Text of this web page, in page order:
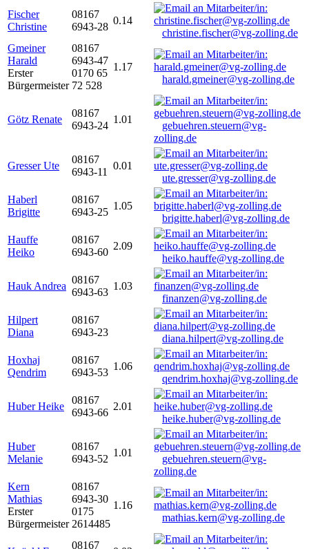
Fischer
Christine
08167
6943-28
0.14
christine.fischer@vg-zolling.de
Gmeiner
Harald
Erster
Bürgermeister
08167
6943-47
0170 65
72 528
1.17
harald.gmeiner@vg-zolling.de
Götz Renate
08167
6943-24
1.01
gebuehren.steuern@vg-
zolling.de
Gresser Ute
08167
6943-11
0.01
ute.gresser@vg-zolling.de
Haberl
Brigitte
08167
6943-25
1.05
brigitte.haberl@vg-zolling.de
Hauffe
Heiko
08167
6943-60
2.09
heiko.hauffe@vg-zolling.de
Hauk Andrea
08167
6943-63
1.03
finanzen@vg-zolling.de
Hilpert
Diana
08167
6943-23
diana.hilpert@vg-zolling.de
Hoxhaj
Qendrim
08167
6943-53
1.06
qendrim.hoxhaj@vg-zolling.de
Huber Heike
08167
6943-66
2.01
heike.huber@vg-zolling.de
Huber
Melanie
08167
6943-52
1.01
gebuehren.steuern@vg-
zolling.de
Kern
Mathias
Erster
Bürgermeister
08167
6943-30
0175
2614485
1.16
mathias.kern@vg-zolling.de
08167